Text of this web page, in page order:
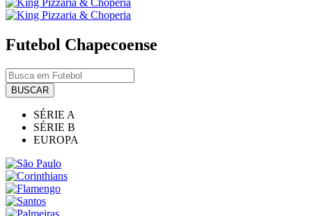
Futebol Chapecoense
BUSCAR
SÉRIE A
SÉRIE B
EUROPA